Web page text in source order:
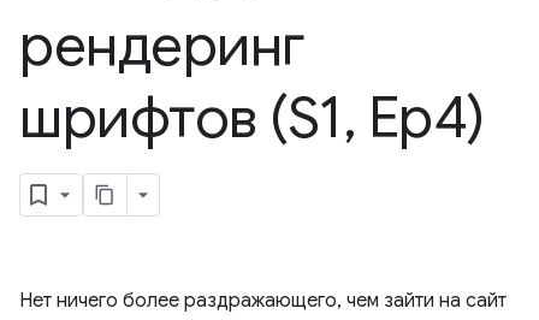
рендеринг
шрифтов (S1, Ep4)
Нет ничего более раздражающего, чем зайти на сайт